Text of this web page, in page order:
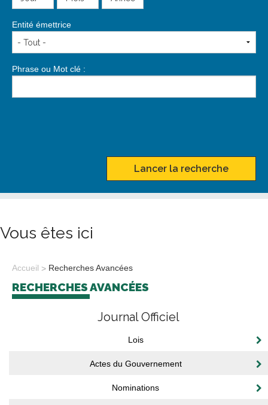
Entité émettrice
Phrase ou Mot clé :
Lancer la recherche
Vous êtes ici
Accueil Recherches Avancées
RECHERCHES AVANCÉES
Journal Officiel
Lois
Actes du Gouvernement
Nominations